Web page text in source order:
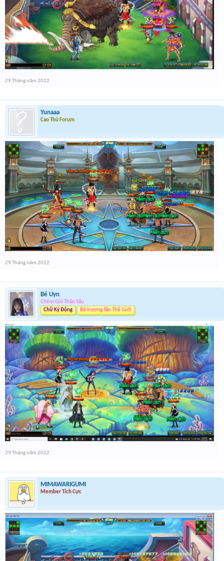
29 Tháng năm 2022
Yunaaa
Cao Thủ Forum
29 Tháng năm 2022
Bé Uyn
Chém Gió Thần Sầu
Chữ Ký Động
Bá Vương Tân Thế Giới
29 Tháng năm 2022
MIMAWARIGUMI
Member Tích Cực